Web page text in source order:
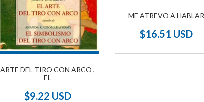
ARTE DEL TIRO CON ARCO ,
EL
$9.22 USD
ME ATREVO A HABLAR
$16.51 USD